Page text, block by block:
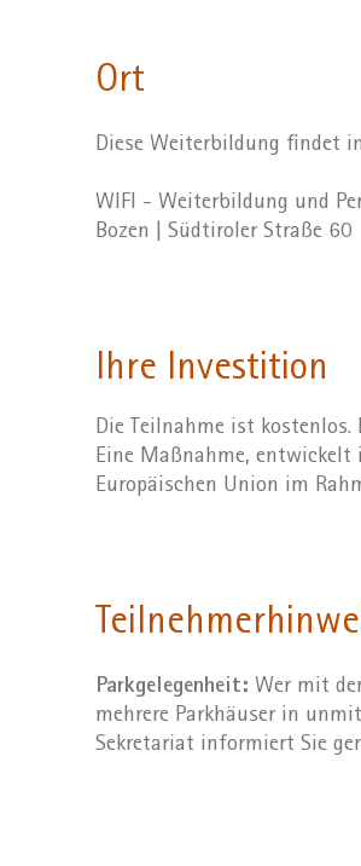
Ort
Diese Weiterbildung findet
WIFI - Weiterbildung und
Bozen | Südtiroler Straße 60
Ihre Investition
Die Teilnahme ist
Eine Maßnahme, entwickelt
Europäischen Union im
Parkgelegenheit: Wer mit
mehrere Parkhäuser in
Sekretariat informiert Sie